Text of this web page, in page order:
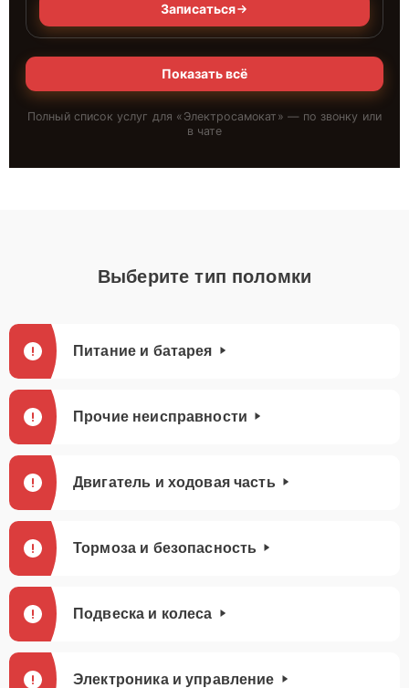
Записаться
Показать всё
Полный список услуг для « Электросамокат » — по звонку или
в чате
Выберите тип поломки
Питание и батарея
Прочие неисправности
Двигатель и ходовая часть
Тормоза и безопасность
Подвеска и колеса
Электроника и управление